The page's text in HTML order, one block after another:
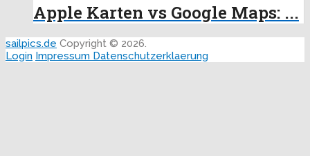
Apple Karten vs Google Maps: ...
sailpics.de Copyright © 2026.
Login Impressum Datenschutzerklaerung